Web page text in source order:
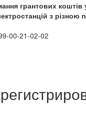
грантових коштів
з різною
00-21-02-02